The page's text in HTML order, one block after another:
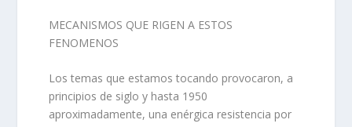
MECANISMOS QUE RIGEN A ESTOS
FENOMENOS
Los temas que estamos tocando provocaron, a
principios de siglo y hasta 1950
aproximadamente, una enérgica resistencia por